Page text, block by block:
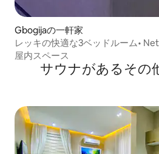
Gbogijaの一軒家
レッキの快適な3ベッドルーム•
燥機
屋内スペース
サウナがあるその